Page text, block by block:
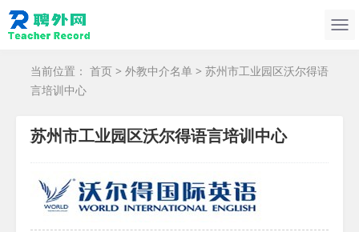
当前位置： 首页 > 外教中介名单 > 苏州市工业园区沃尔得语
言培训中心
苏州市工业园区沃尔得语言培训中心